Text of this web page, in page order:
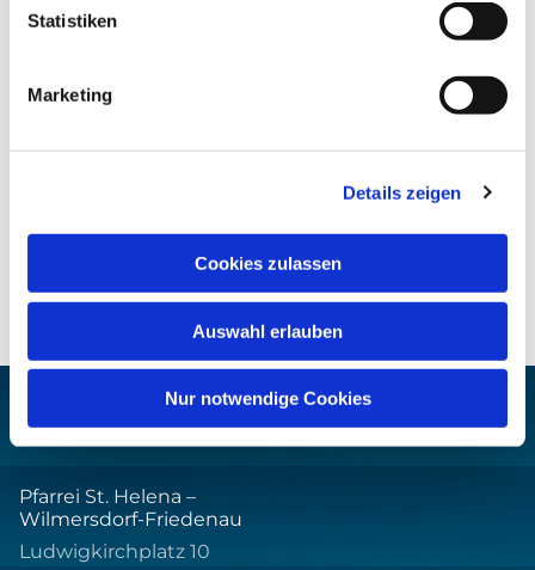
Statistiken
Marketing
Details zeigen
Cookies zulassen
Auswahl erlauben
Nur notwendige Cookies
Pfarrei St. Helena –
Wilmersdorf-Friedenau
Ludwigkirchplatz 10